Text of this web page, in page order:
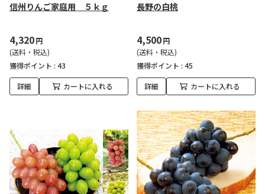
信州りんご家庭用 ５ｋｇ
4,320円
(送料・税込)
獲得ポイント : 43
詳細 カートに入れる
長野の白桃
4,500円
(送料・税込)
獲得ポイント : 45
詳細 カートに入れる